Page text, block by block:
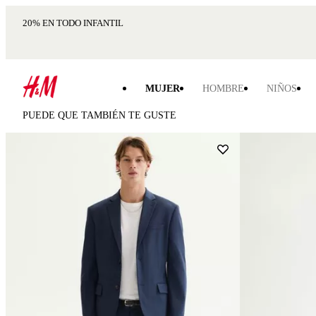
20% EN TODO INFANTIL
MUJER HOMBRE NIÑOS
PUEDE QUE TAMBIÉN TE GUSTE